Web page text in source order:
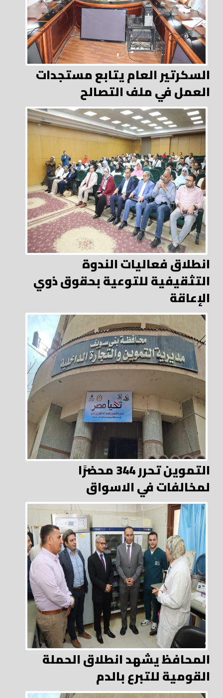
السكرتير العام يتابع مستجدات
العمل في ملف التصالح
انطلاق فعاليات الندوة
التثقيفية للتوعية بحقوق ذوي
الإعاقة
التموين تحرر 344 محضرًا
لمخالفات في الاسواق
المحافظ يشهد انطلاق الحملة
القومية للتبرع بالدم